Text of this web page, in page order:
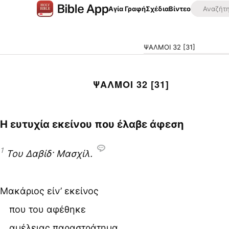
Αγία ΓραφήΣχέδιαΒίντεο
ΨΑΛΜΟΙ 32 [31]
ΨΑΛΜΟΙ 32 [31]
Η ευτυχία εκείνου που έλαβε άφεση
1 Του Δαβίδ· Μασχίλ.
Μακάριος είν’ εκείνος
που του αφέθηκε